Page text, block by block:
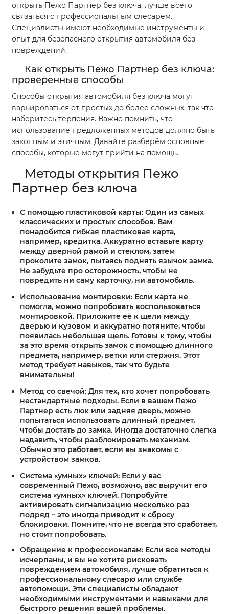
открыть Пежо Партнер без ключа, лучше всего
связаться с профессиональным слесарем.
Специалисты имеют необходимые инструменты и
опыт для безопасного открытия автомобиля без
повреждений.
Как открыть Пежо Партнер без ключа:
проверенные способы
Способы открытия автомобиля без ключа могут
варьироваться от простых до более сложных, так что
наберитесь терпения. Важно помнить, что
использование предложенных методов должно быть
законным и этичным. Давайте разберём основные
способы, которые могут прийти на помощь.
Методы открытия Пежо
Партнер без ключа
С помощью пластиковой карты: Один из самых
классических и простых способов. Вам
понадобится гибкая пластиковая карта,
например, кредитка. Аккуратно вставьте карту
между дверной рамой и стеклом, затем
проколите замок, пытаясь поднять язычок замка.
Не забудьте про осторожность, чтобы не
повредить ни саму карточку, ни автомобиль.
Использование монтировки: Если карта не
помогла, можно попробовать воспользоваться
монтировкой. Приложите её к щели между
дверью и кузовом и аккуратно потяните, чтобы
появилась небольшая щель. Готовы к тому, чтобы
за это время открыть замок с помощью длинного
предмета, например, ветки или стержня. Этот
метод требует навыков, так что будьте
внимательны!
Метод со свечой: Для тех, кто хочет попробовать
нестандартные подходы. Если в вашем Пежо
Партнер есть люк или задняя дверь, можно
попытаться использовать длинный предмет,
чтобы достать до замка. Иногда достаточно слегка
надавить, чтобы разблокировать механизм.
Обычно это работает, если вы знакомы с
устройством замков.
Система «умных» ключей: Если у вас
современный Пежо, возможно, вас выручит его
система «умных» ключей. Попробуйте
активировать сигнализацию несколько раз
подряд – это иногда приводит к сбросу
блокировки. Помните, что не всегда это сработает,
но стоит попробовать.
Обращение к профессионалам: Если все методы
исчерпаны, и вы не хотите рисковать
повреждением автомобиля, лучше обратиться к
профессиональному слесарю или службе
автопомощи. Эти специалисты обладают
необходимыми инструментами и навыками для
быстрого решения вашей проблемы.